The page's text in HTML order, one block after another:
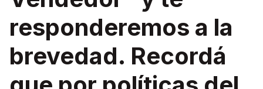
responderemos a la
brevedad. Recordá